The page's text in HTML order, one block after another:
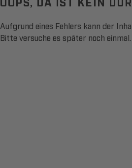
Aufgrund eines Fehlers kann der
Bitte versuche es später noch einmal.